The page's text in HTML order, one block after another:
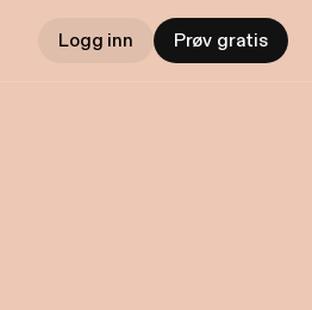
Logg inn Prøv gratis